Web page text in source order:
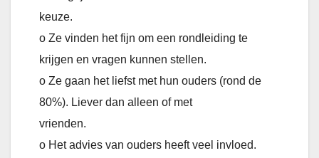
keuze.
o Ze vinden het fijn om een rondleiding te
krijgen en vragen kunnen stellen.
o Ze gaan het liefst met hun ouders (rond de
80%). Liever dan alleen of met
vrienden.
o Het advies van ouders heeft veel invloed.